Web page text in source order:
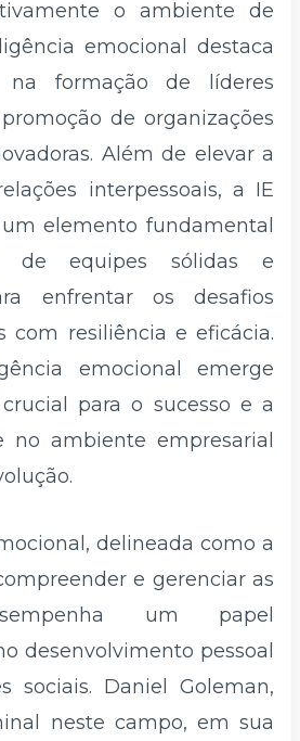
o ambiente de
emocional destaca
na formação de líderes
de organizações
Além de elevar a
interpessoais, a IE
elemento fundamental
de equipes sólidas e
enfrentar os desafios
com resiliência e eficácia.
emocional emerge
para o sucesso e a
no ambiente empresarial
delineada como a
e gerenciar as
um papel
desenvolvimento pessoal
sociais. Daniel Goleman,
neste campo, em sua